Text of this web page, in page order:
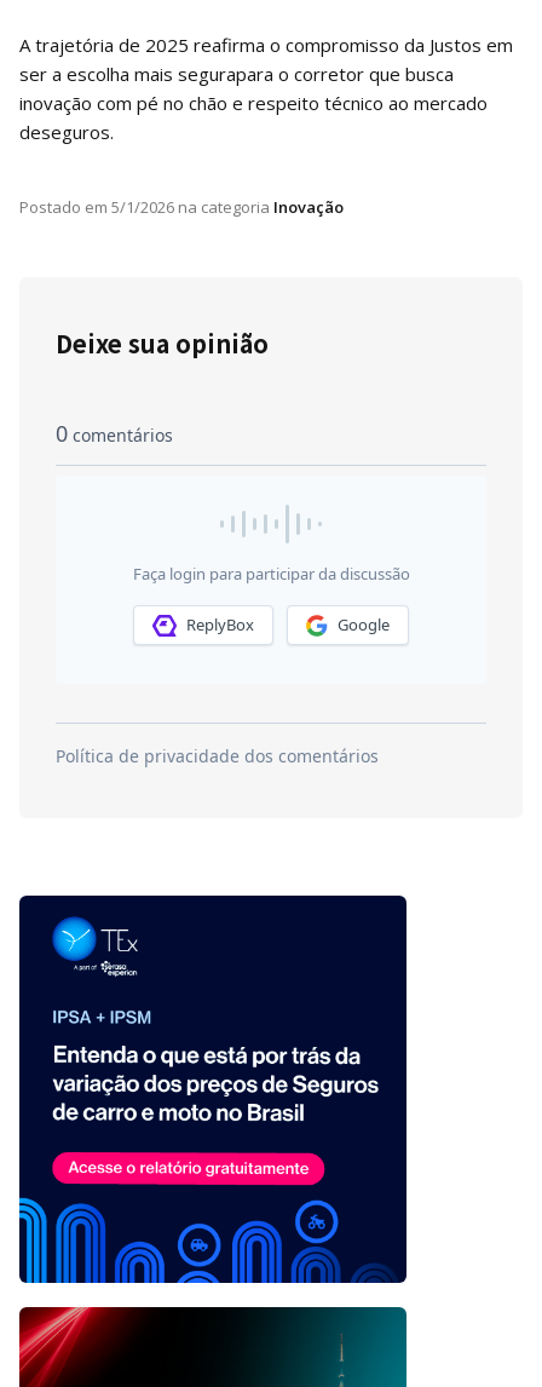
A trajetória de 2025 reafirma o compromisso da Justos em
ser a escolha mais segurapara o corretor que busca
inovação com pé no chão e respeito técnico ao mercado
deseguros.
Postado em 5/1/2026 na categoria Inovação
Deixe sua opinião